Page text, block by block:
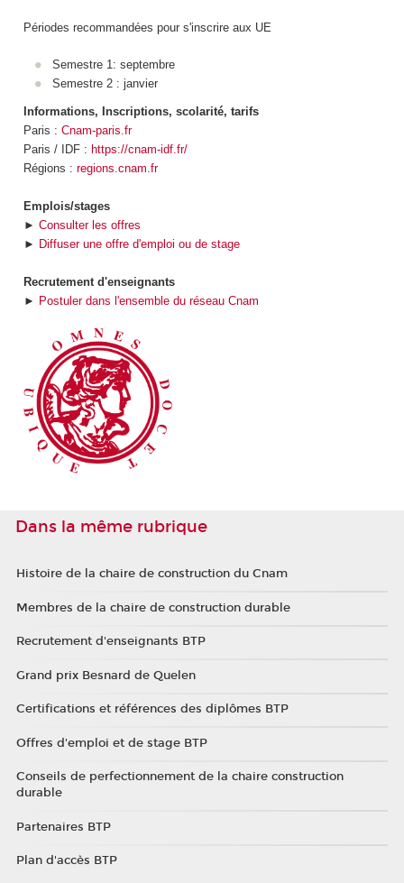
Périodes recommandées pour s'inscrire aux UE
Semestre 1: septembre
Semestre 2 : janvier
Informations, Inscriptions, scolarité, tarifs
Paris : Cnam-paris.fr
Paris / IDF : https://cnam-idf.fr/
Régions : regions.cnam.fr
Emplois/stages
► Consulter les offres
► Diffuser une offre d'emploi ou de stage
Recrutement d'enseignants
► Postuler dans l'ensemble du réseau Cnam
Dans la même rubrique
Histoire de la chaire de construction du Cnam
Membres de la chaire de construction durable
Recrutement d'enseignants BTP
Grand prix Besnard de Quelen
Certifications et références des diplômes BTP
Offres d'emploi et de stage BTP
Conseils de perfectionnement de la chaire construction
durable
Partenaires BTP
Plan d'accès BTP